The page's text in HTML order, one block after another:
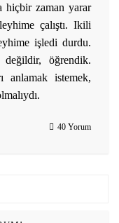
hiçbir zaman yarar
çalıştı. Ikili
işledi durdu.
öğrendik.
anlamak istemek,
40 Yorum